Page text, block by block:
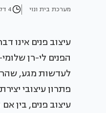
מערכת בית ונוי 4 דקות קריאה
עיצוב פנים אינו
הפנים לי-רן
לעדשות מגע,
פתרון עיצובי
עיצוב פנים, בין